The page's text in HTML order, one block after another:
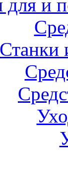
для и
Станки